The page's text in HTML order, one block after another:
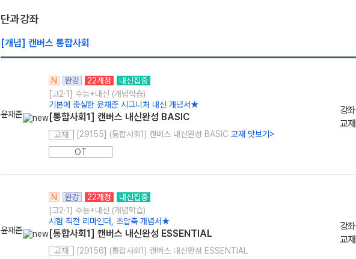
단과강좌
[개념] 캔버스 통합사회
윤재준
N 완강 22개정
내신집중
[고2·1] 수능+내신 (개념학습)
기본에 충실한 윤재준 시그니처 내신 개념서★
[통합사회1] 캔버스 내신완성 BASIC
교재 [29155] (통합사회1) 캔버스 내신완성 BASIC 교재 맛보기 >
OT
강좌
교재
윤재준
N 완강 22개정
내신집중
[고2·1] 수능+내신 (개념학습)
시험 직전 리마인더, 초압축 개념서★
[통합사회1] 캔버스 내신완성 ESSENTIAL
교재 [29156] (통합사회1) 캔버스 내신완성 ESSENTIAL
강좌
교재